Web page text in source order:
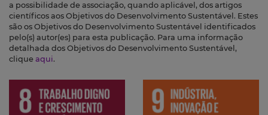
a possibilidade de associação, quando aplicável, dos artigos
científicos aos Objetivos do Desenvolvimento Sustentável. Estes
são os Objetivos do Desenvolvimento Sustentável identificados
pelo(s) autor(es) para esta publicação. Para uma informação
detalhada dos Objetivos do Desenvolvimento Sustentável,
clique aqui.